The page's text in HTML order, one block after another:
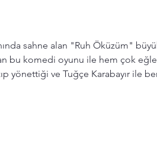
sahne alan "Ruh Öküzüm"
bu komedi oyunu ile hem çok
yönettiği ve Tuğçe Karabayır ile